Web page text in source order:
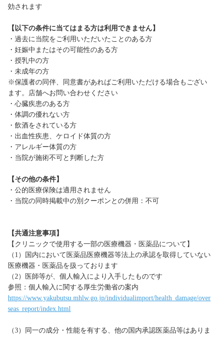
効されます
【以下の条件に当てはまる方は利用できません】
・過去に当院をご利用いただいたことのある方
・妊娠中またはその可能性のある方
・授乳中の方
・未成年の方
※保護者の同伴、同意書があればご利用いただける場合もござい
ます。店舗へお問い合わせください
・心臓疾患のある方
・体調の優れない方
・飲酒をされている方
・出血性疾患、ケロイド体質の方
・アレルギー体質の方
・当院が施術不可と判断した方
【その他の条件】
・公的医療保険は適用されません
・当院の同時掲載中の別クーポンとの併用：不可
【共通注意事項】
【クリニックで使用する一部の医療機器・医薬品について】
（1）国内において医薬品医療機器等法上の承認を取得していない
医療機器・医薬品を扱っております
（2）医師等が、個人輸入により入手したものです
参照：個人輸入に関する厚生労働省の案内
https://www.yakubutsu.mhlw.go.jp/individualimport/health_damage/over
seas_report/index.html
（3）同一の成分・性能を有する、他の国内承認医薬品等はありま